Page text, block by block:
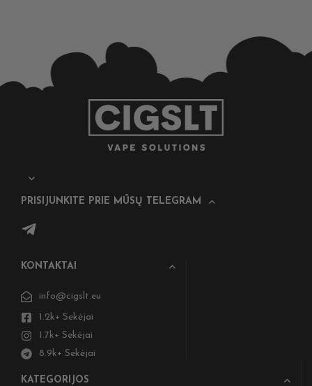
PRISIJUNKITE PRIE MŪSŲ TELEGRAM
KONTAKTAI
info@cigslt.eu
1.2k+ Sekėjai
1.7k+ Sekėjai
8.9k+ Sekėjai
KATEGORIJOS